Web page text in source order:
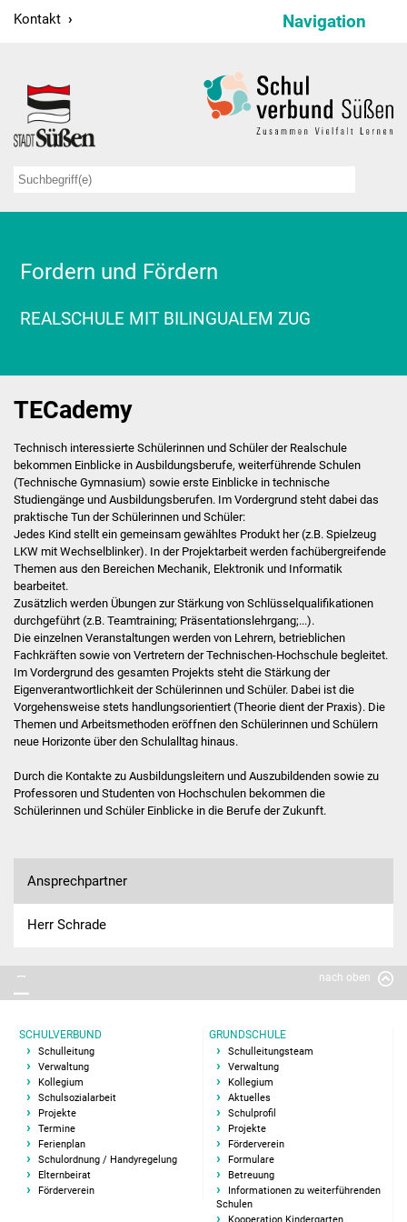
Kontakt Navigation
Schulleitung
Kollegium
Schulsozialarbeit
First Lego League
Termine
Ferienplan
Schulordnung /
Handyregelung
Elternbeirat
Förderverein
Grundschule
Schulleitungsteam
Verwaltung
Ganztagesschule
Schulsozialarbeit
Projekte
Schulreifes Kind
Fordern und Fördern
REALSCHULE MIT BILINGUALEM ZUG
TECademy
Technisch interessierte Schülerinnen und Schüler der Realschule
bekommen Einblicke in Ausbildungsberufe, weiterführende Schulen
(Technische Gymnasium) sowie erste Einblicke in technische
Studiengänge und Ausbildungsberufen. Im Vordergrund steht dabei das
praktische Tun der Schülerinnen und Schüler:
Jedes Kind stellt ein gemeinsam gewähltes Produkt her (z.B. Spielzeug
LKW mit Wechselblinker). In der Projektarbeit werden fachübergreifende
Themen aus den Bereichen Mechanik, Elektronik und Informatik
bearbeitet.
Zusätzlich werden Übungen zur Stärkung von Schlüsselqualifikationen
durchgeführt (z.B. Teamtraining; Präsentationslehrgang;...).
Die einzelnen Veranstaltungen werden von Lehrern, betrieblichen
Fachkräften sowie von Vertretern der Technischen-Hochschule begleitet.
Im Vordergrund des gesamten Projekts steht die Stärkung der
Eigenverantwortlichkeit der Schülerinnen und Schüler. Dabei ist die
Vorgehensweise stets handlungsorientiert (Theorie dient der Praxis). Die
Themen und Arbeitsmethoden eröffnen den Schülerinnen und Schülern
neue Horizonte über den Schulalltag hinaus.
Durch die Kontakte zu Ausbildungsleitern und Auszubildenden sowie zu
Professoren und Studenten von Hochschulen bekommen die
Schülerinnen und Schüler Einblicke in die Berufe der Zukunft.
Ansprechpartner
Herr Schrade
nach oben
SCHULVERBUND
Schulleitung
Verwaltung
Kollegium
Schulsozialarbeit
Projekte
Termine
Ferienplan
Schulordnung / Handyregelung
Elternbeirat
Förderverein
GRUNDSCHULE
Schulleitungsteam
Verwaltung
Kollegium
Aktuelles
Schulprofil
Projekte
Förderverein
Formulare
Betreuung
Informationen zu weiterführenden
Schulen